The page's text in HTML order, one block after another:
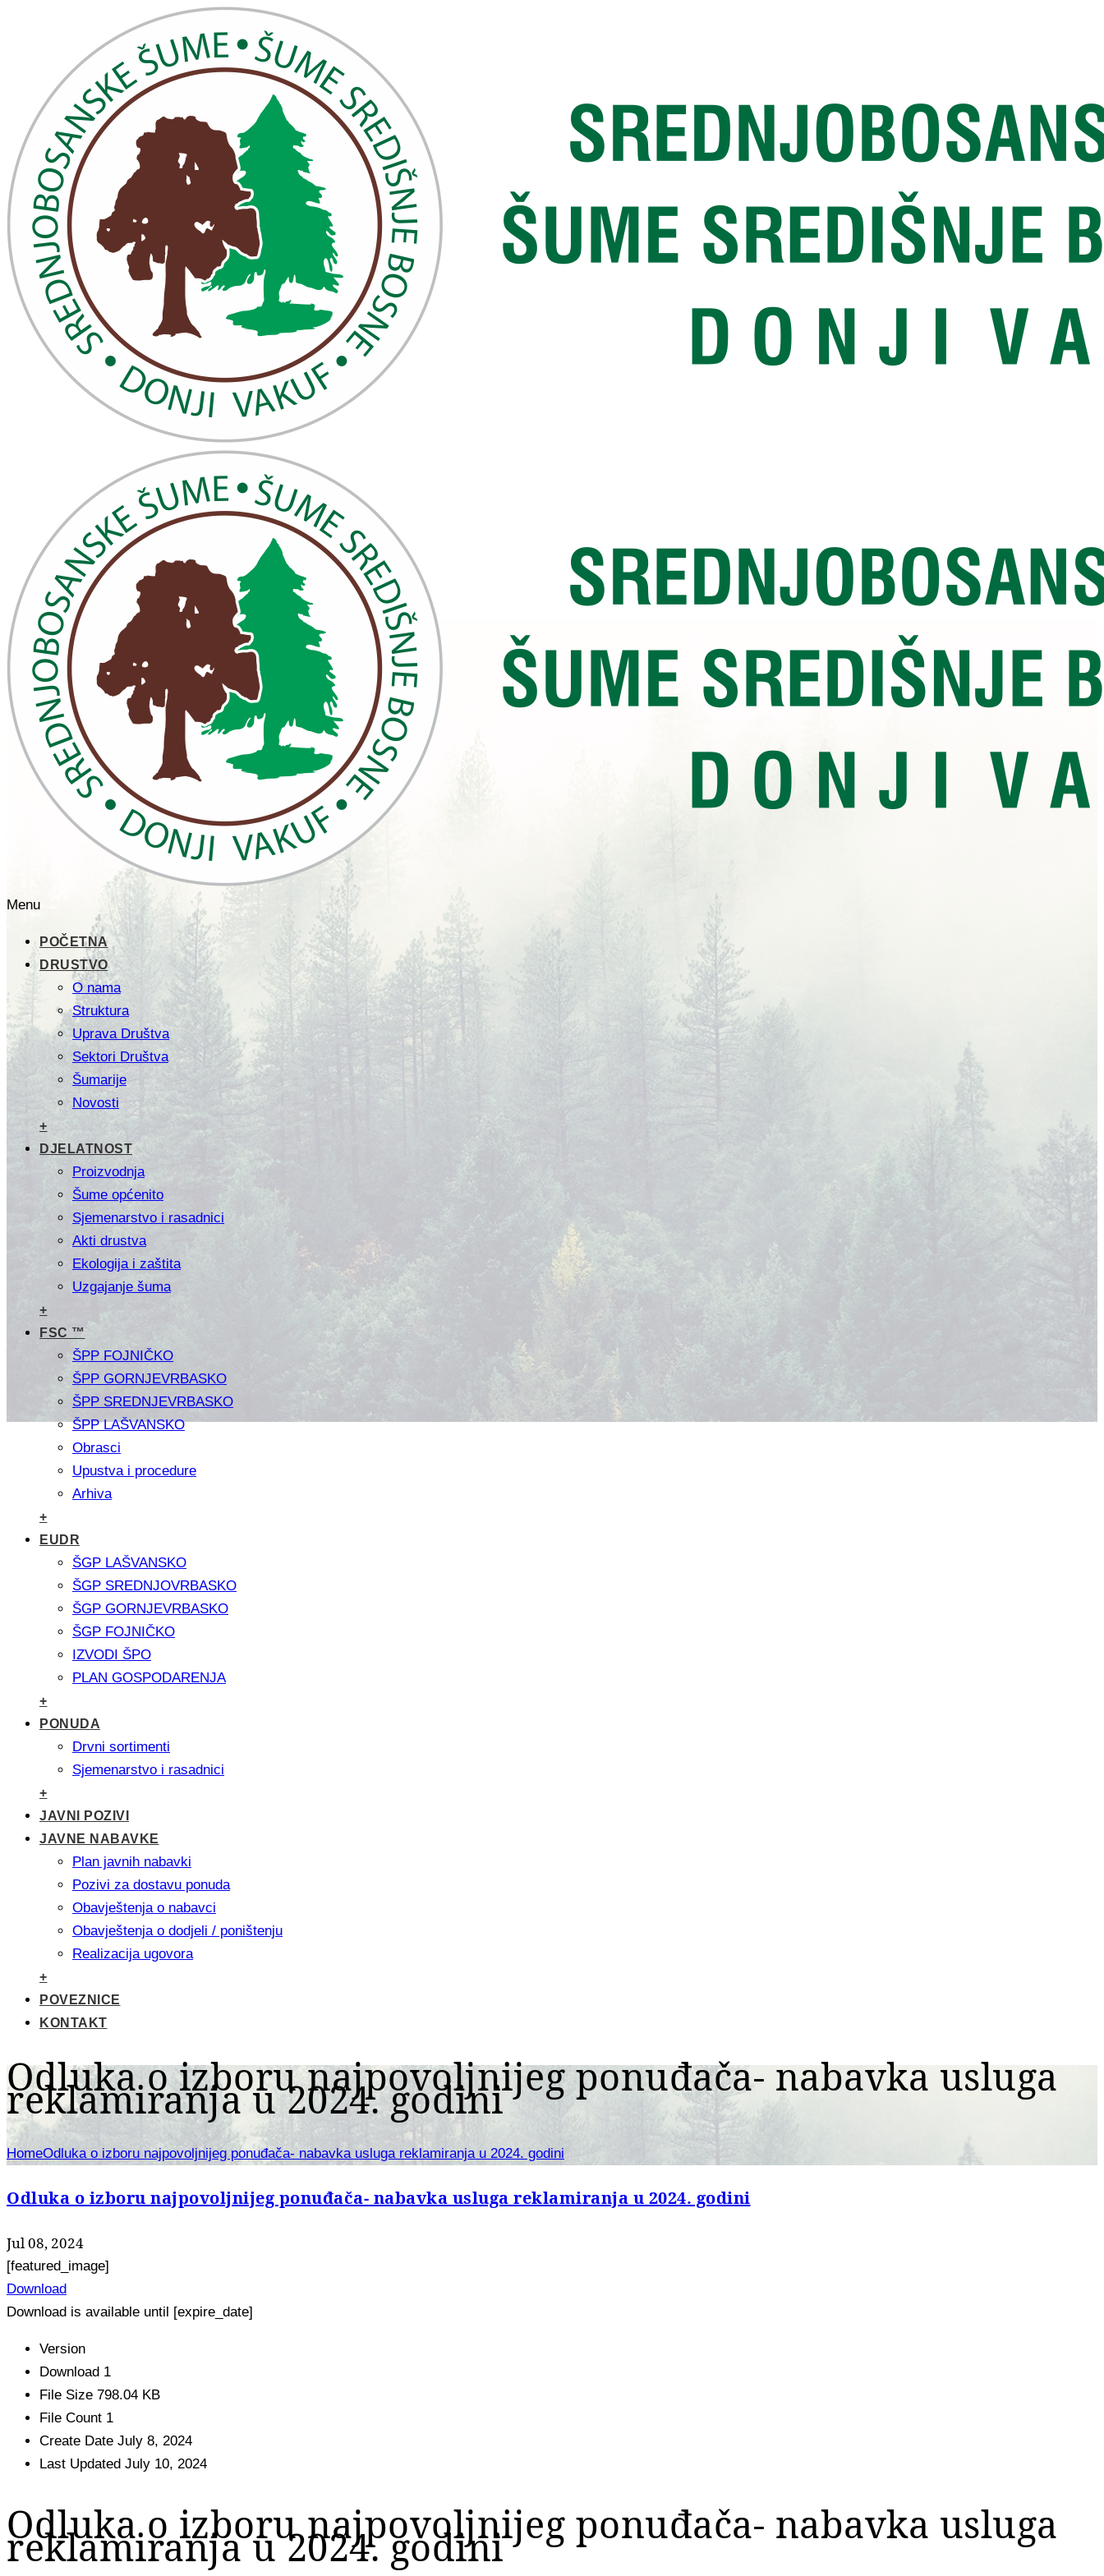
Menu
POČETNA
DRUSTVO
O nama
Struktura
Uprava Društva
Sektori Društva
Šumarije
Novosti
+
DJELATNOST
Proizvodnja
Šume općenito
Sjemenarstvo i rasadnici
Akti drustva
Ekologija i zaštita
Uzgajanje šuma
+
FSC ™
ŠPP FOJNIČKO
ŠPP GORNJEVRBASKO
ŠPP SREDNJEVRBASKO
ŠPP LAŠVANSKO
Obrasci
Upustva i procedure
Arhiva
+
EUDR
ŠGP LAŠVANSKO
ŠGP SREDNJOVRBASKO
ŠGP GORNJEVRBASKO
ŠGP FOJNIČKO
IZVODI ŠPO
PLAN GOSPODARENJA
+
PONUDA
Drvni sortimenti
Sjemenarstvo i rasadnici
+
JAVNI POZIVI
JAVNE NABAVKE
Plan javnih nabavki
Pozivi za dostavu ponuda
Obavještenja o nabavci
Obavještenja o dodjeli / poništenju
Realizacija ugovora
+
POVEZNICE
KONTAKT
Odluka o izboru najpovoljnijeg ponuđača- nabavka usluga
reklamiranja u 2024. godini
HomeOdluka o izboru najpovoljnijeg ponuđača- nabavka usluga reklamiranja u 2024. godini
Odluka o izboru najpovoljnijeg ponuđača- nabavka usluga reklamiranja u 2024. godini
Jul 08, 2024
[featured_image]
Download
Download is available until [expire_date]
Version
Download 1
File Size 798.04 KB
File Count 1
Create Date July 8, 2024
Last Updated July 10, 2024
Odluka o izboru najpovoljnijeg ponuđača- nabavka usluga
reklamiranja u 2024. godini